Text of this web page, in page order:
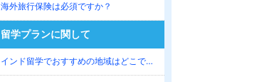
海外旅行保険は必須ですか？
留学プランに関して
インド留学でおすすめの地域はどこですか？